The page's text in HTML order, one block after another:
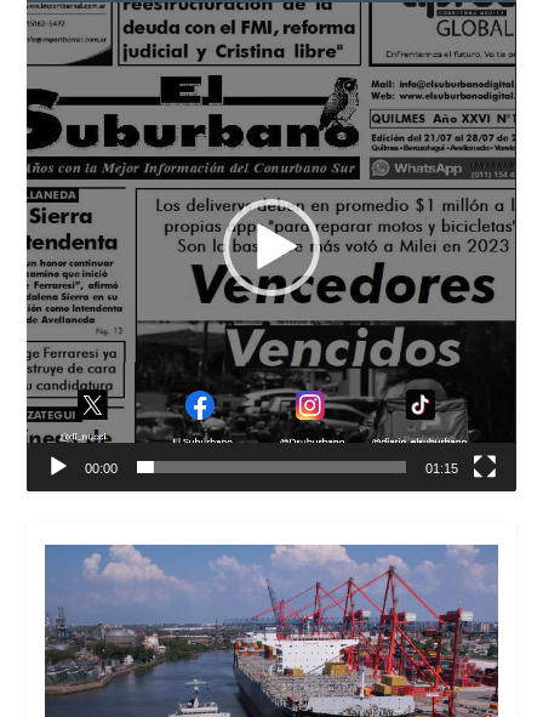
Reproductor
de
vídeo
00:00 01:15